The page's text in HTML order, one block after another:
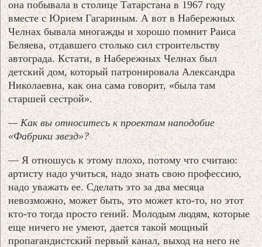
она побывала в столице Татарстана в 1967 году
вместе с Юрием Гагариным. А вот в Набережных
Челнах бывала многажды и хорошо помнит Раиса
Беляева, отдавшего столько сил строительству
автограда. Кстати, в Набережных Челнах был
детский дом, который патронировала Александра
Николаевна, как она сама говорит, «была там
старшей сестрой».
— Как вы относитесь к проектам наподобие
«Фабрики звезд»?
— Я отношусь к этому плохо, потому что считаю:
артисту надо учиться, надо знать свою профессию,
надо уважать ее. Сделать это за два месяца
невозможно, может быть, это может кто-то, но этот
кто-то тогда просто гений. Молодым людям, которые
еще ничего не умеют, дается такой мощный
пропагандистский первый канал, выход на него не